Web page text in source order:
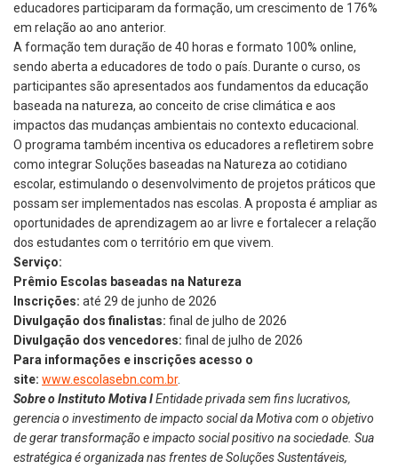
educadores participaram da formação, um crescimento de 176%
em relação ao ano anterior.
A formação tem duração de 40 horas e formato 100% online,
sendo aberta a educadores de todo o país. Durante o curso, os
participantes são apresentados aos fundamentos da educação
baseada na natureza, ao conceito de crise climática e aos
impactos das mudanças ambientais no contexto educacional.
O programa também incentiva os educadores a refletirem sobre
como integrar Soluções baseadas na Natureza ao cotidiano
escolar, estimulando o desenvolvimento de projetos práticos que
possam ser implementados nas escolas. A proposta é ampliar as
oportunidades de aprendizagem ao ar livre e fortalecer a relação
dos estudantes com o território em que vivem.
Serviço:
Prêmio Escolas baseadas na Natureza
Inscrições: até 29 de junho de 2026
Divulgação dos finalistas: final de julho de 2026
Divulgação dos vencedores: final de julho de 2026
Para informações e inscrições acesso o
site: www.escolasebn.com.br.
Sobre o Instituto Motiva IEntidade privada sem fins lucrativos,
gerencia o investimento de impacto social da Motiva com o objetivo
de gerar transformação e impacto social positivo na sociedade. Sua
estratégica é organizada nas frentes de Soluções Sustentáveis,